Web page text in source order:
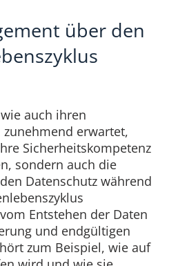
über den
auch ihren
erwartet,
Sicherheitskompetenz
sondern auch die
Datenschutz während
Entstehen der Daten
und endgültigen
zum Beispiel, wie auf